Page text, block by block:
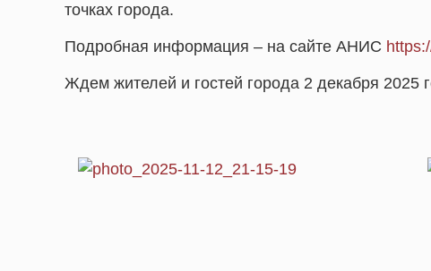
точках города.
Подробная информация – на сайте АНИС
Ждем жителей и гостей города 2 декабря 2025